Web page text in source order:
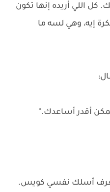
اللي أريده إنها تكون
إيه، وهي لسه ما
أقدر أساعدك."
بعرف أسلك نفسي كويس.